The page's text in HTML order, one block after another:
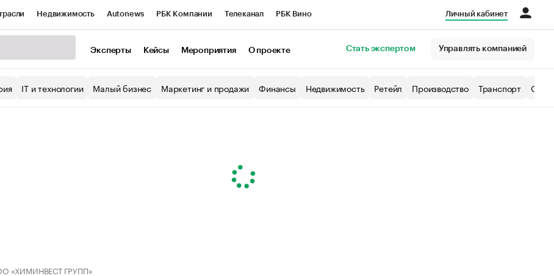
Недвижимость Autonews РБК Компании Телеканал РБК Вино
Экономика Бизнес
Личный кабинет
Эксперты Кейсы Мероприятия О проекте Стать экспертом Управлять компанией
IT и технологии Малый бизнес Маркетинг и продажи Финансы Недвижимость Ретейл Производство Транспорт
«ХИМИНВЕСТ ГРУПП»